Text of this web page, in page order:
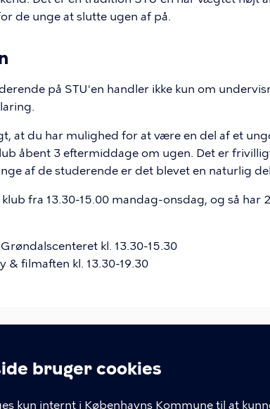
bruger cookies
kun internt i Københavns Kommune til at
de unge at slutte ugen af på.
på STU'en handler ikke kun om
at du har mulighed for at være en del af et
åbent 3 eftermiddage om ugen. Det er
af de studerende er det blevet en naturlig
fra 13.30-15.00 mandag-onsdag, og så har
kl. 13.30-15.30
& filmaften kl. 13.30-19.30
LINKS